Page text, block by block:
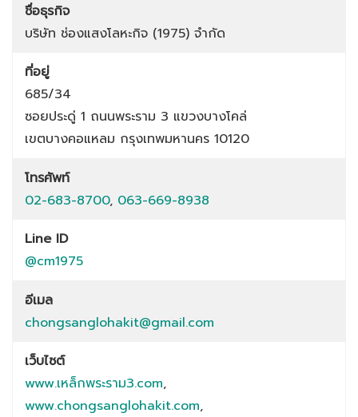
ชื่อธุรกิจ
บริษัท ช่องแสงโลหะกิจ (1975) จำกัด
ที่อยู่
685/34
ซอยประดู่ 1 ถนนพระราม 3 แขวงบางโคล่
เขตบางคอแหลม กรุงเทพมหานคร 10120
โทรศัพท์
02-683-8700, 063-669-8938
Line ID
@cm1975
อีเมล
chongsanglohakit@gmail.com
เว็บไซต์
www.เหล็กพระราม3.com,
www.chongsanglohakit.com,